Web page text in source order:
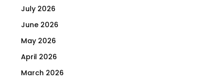
July 2026
June 2026
May 2026
April 2026
March 2026